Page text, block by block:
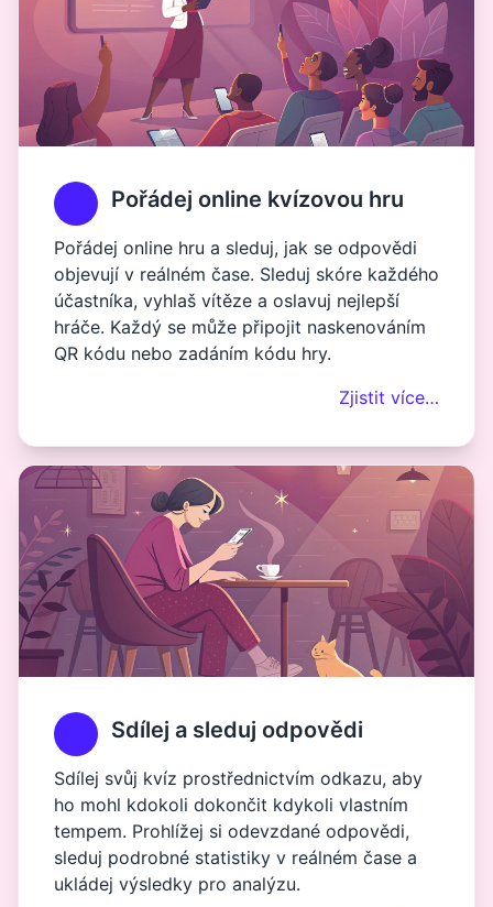
Pořádej online kvízovou hru
Pořádej online hru a sleduj, jak se odpovědi
objevují v reálném čase. Sleduj skóre každého
účastníka, vyhlaš vítěze a oslavuj nejlepší
hráče. Každý se může připojit naskenováním
QR kódu nebo zadáním kódu hry.
Zjistit více…
Sdílej a sleduj odpovědi
Sdílej svůj kvíz prostřednictvím odkazu, aby
ho mohl kdokoli dokončit kdykoli vlastním
tempem. Prohlížej si odevzdané odpovědi,
sleduj podrobné statistiky v reálném čase a
ukládej výsledky pro analýzu.